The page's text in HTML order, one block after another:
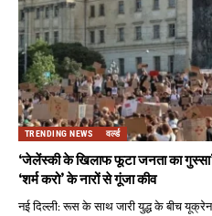
TRENDING NEWS वर्ल्ड
‘जेलेंस्की के खिलाफ फूटा जनता का
‘शर्म करो’ के नारों से गूंजा कीव
नई दिल्ली: रूस के साथ जारी युद्ध के बीच यूक्रेन